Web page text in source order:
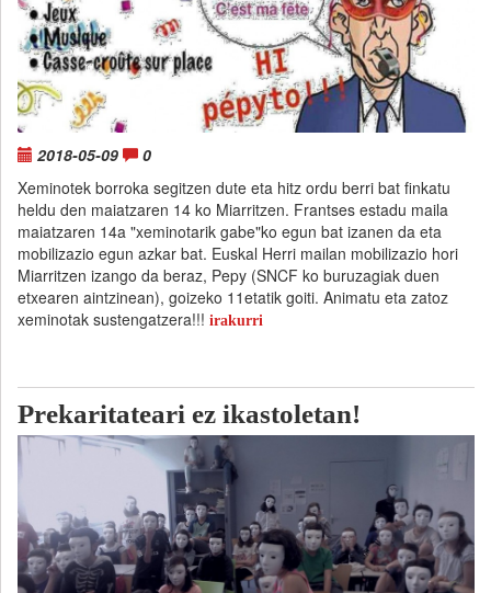
2018-05-09
0
Xeminotek borroka segitzen dute eta hitz ordu berri bat finkatu
heldu den maiatzaren 14 ko Miarritzen. Frantses estadu maila
maiatzaren 14a "xeminotarik gabe"ko egun bat izanen da eta
mobilizazio egun azkar bat. Euskal Herri mailan mobilizazio hori
Miarritzen izango da beraz, Pepy (SNCF ko buruzagiak duen
etxearen aintzinean), goizeko 11etatik goiti. Animatu eta zatoz
xeminotak sustengatzera!!! irakurri
Prekaritateari ez ikastoletan!